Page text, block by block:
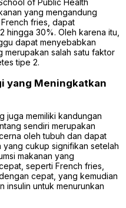
of Public Health
yang mengandung
fries, dapat
hingga 30%. Oleh karena itu,
dapat menyebabkan
merupakan salah satu faktor
tipe 2.
yang Meningkatkan
juga memiliki kandungan
sendiri merupakan
oleh tubuh dan dapat
cukup signifikan setelah
makanan yang
seperti French fries,
cepat, yang kemudian
insulin untuk menurunkan